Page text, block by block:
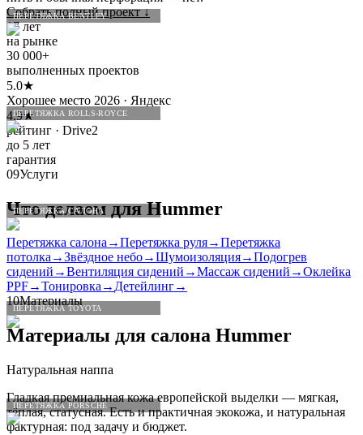
ПЕРЕТЯЖКА BENTLEY
ПЕРЕТЯЖКА ROLLS-ROYCE
ПЕРЕТЯЖКА САЛОНА
ПЕРЕТЯЖКА TOYOTA
ПЕРЕТЯЖКА PORSCHE
Собрать полный проект↓
17 лет
на рынке
30 000+
выполненных проектов
5.0★
Хорошее место 2026 · Яндекс
4.9★
рейтинг · Drive2
до 5 лет
гарантия
09Услуги
Что делаем дляHummer
Перетяжка салона→Перетяжка руля→Перетяжка
потолка→Звёздное небо→Шумоизоляция→Подогрев
сидений →Вентиляция сидений →Массаж сидений →Оклейка
PPF→Тонировка→Детейлинг→
10Материалы
Материалы для салона Hummer
Натуральная наппа
Гладкая премиальная кожа европейской выделки — мягкая,
тёплая, статусная. Есть и практичная экокожа, и натуральная
фактурная: под задачу и бюджет.